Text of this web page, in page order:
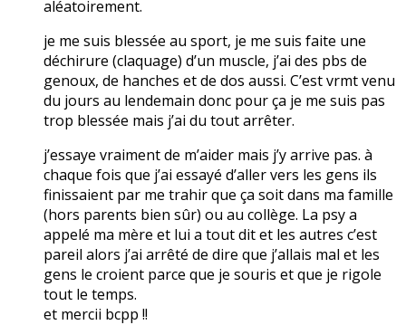
aléatoirement.
je me suis blessée au sport, je me suis faite une
déchirure (claquage) d’un muscle, j’ai des pbs de
genoux, de hanches et de dos aussi. C’est vrmt venu
du jours au lendemain donc pour ça je me suis pas
trop blessée mais j’ai du tout arrêter.
j’essaye vraiment de m’aider mais j’y arrive pas. à
chaque fois que j’ai essayé d’aller vers les gens ils
finissaient par me trahir que ça soit dans ma famille
(hors parents bien sûr) ou au collège. La psy a
appelé ma mère et lui a tout dit et les autres c’est
pareil alors j’ai arrêté de dire que j’allais mal et les
gens le croient parce que je souris et que je rigole
tout le temps.
et mercii bcpp !!